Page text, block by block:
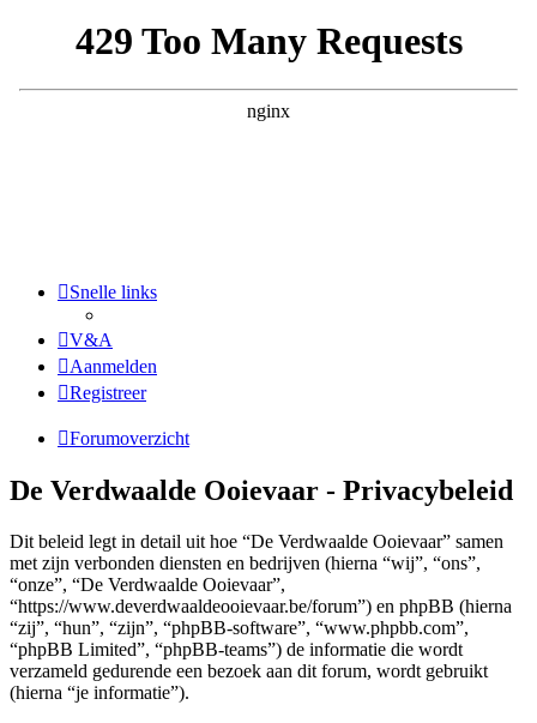
Snelle links
V&A
Aanmelden
Registreer
Forumoverzicht
De Verdwaalde Ooievaar - Privacybeleid
Dit beleid legt in detail uit hoe “De Verdwaalde Ooievaar” samen
met zijn verbonden diensten en bedrijven (hierna “wij”, “ons”,
“onze”, “De Verdwaalde Ooievaar”,
“https://www.deverdwaaldeooievaar.be/forum”) en phpBB (hierna
“zij”, “hun”, “zijn”, “phpBB-software”, “www.phpbb.com”,
“phpBB Limited”, “phpBB-teams”) de informatie die wordt
verzameld gedurende een bezoek aan dit forum, wordt gebruikt
(hierna “je informatie”).